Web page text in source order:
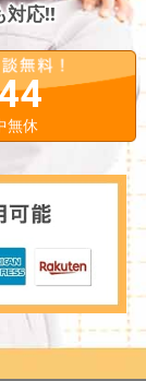
対応!!
無休